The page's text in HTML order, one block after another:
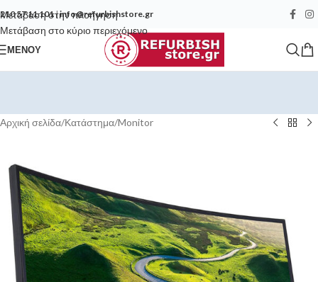
Μετάβαση στην πλοήγηση
Μετάβαση στο κύριο περιεχόμενο
210 57 11 101|info@refurbishstore.gr
ΜΕΝΟΎ
Αρχική σελίδα/Κατάστημα/Monitor